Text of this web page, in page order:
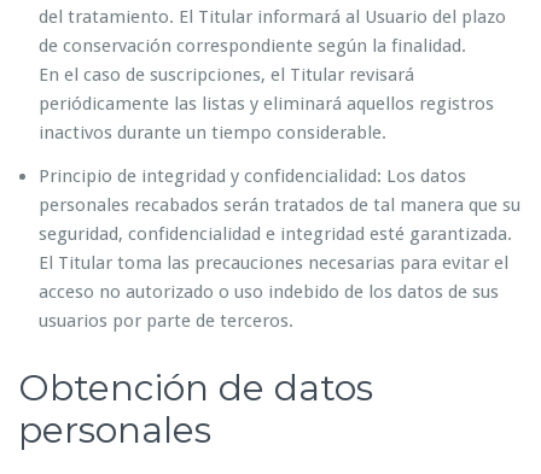
del tratamiento. El Titular informará al Usuario del plazo
de conservación correspondiente según la finalidad.
En el caso de suscripciones, el Titular revisará
periódicamente las listas y eliminará aquellos registros
inactivos durante un tiempo considerable.
Principio de integridad y confidencialidad: Los datos
personales recabados serán tratados de tal manera que su
seguridad, confidencialidad e integridad esté garantizada.
El Titular toma las precauciones necesarias para evitar el
acceso no autorizado o uso indebido de los datos de sus
usuarios por parte de terceros.
Obtención de datos
personales